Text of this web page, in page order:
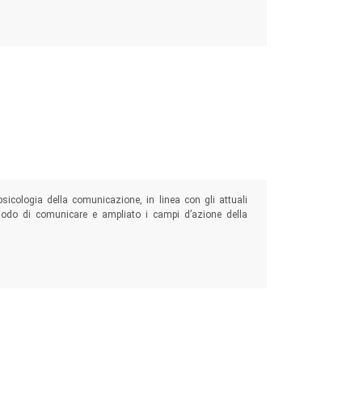
della comunicazione, in linea con gli attuali
di comunicare e ampliato i campi d’azione della